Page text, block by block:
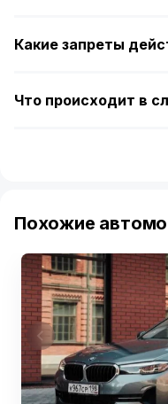
Какие запреты
Что происходит в
Похожие